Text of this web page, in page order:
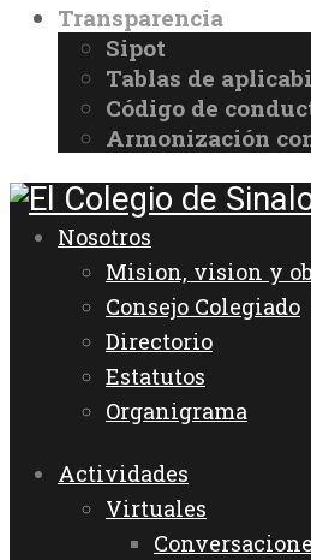
Transparencia
Sipot
Tablas de
Código de
Armonización
Nosotros
Mision, vision y
Consejo Colegiado
Directorio
Estatutos
Organigrama
Actividades
Virtuales